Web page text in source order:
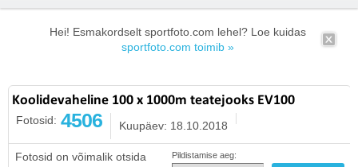
Hei! Esmakordselt sportfoto.com lehel? Loe kuidas
sportfoto.com toimib »
Koolidevaheline 100 x 1000m teatejooks EV100
Fotosid: 4506 Kuupäev: 18.10.2018
Fotosid on võimalik otsida
Pildistamise aeg: